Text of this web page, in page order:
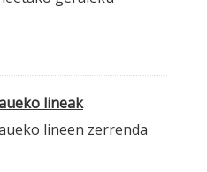
lineak
lineen zerrenda